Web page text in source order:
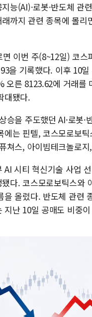
능(AI)·로봇·반도체
까지 관련 종목에 몰
이번 주(8~12일) 코
을 기록했다. 이후 10
오른 8123.62에 거래
대됐다.
승을 주도했던 AI·로봇
에는 핀텔, 코스모로보
쳐스, 아이빔테크놀로
AI 시티 혁신기술 사업
다. 코스모로보틱스와
을 올렸다. 반도체 관련
지난 10일 공매도 비중